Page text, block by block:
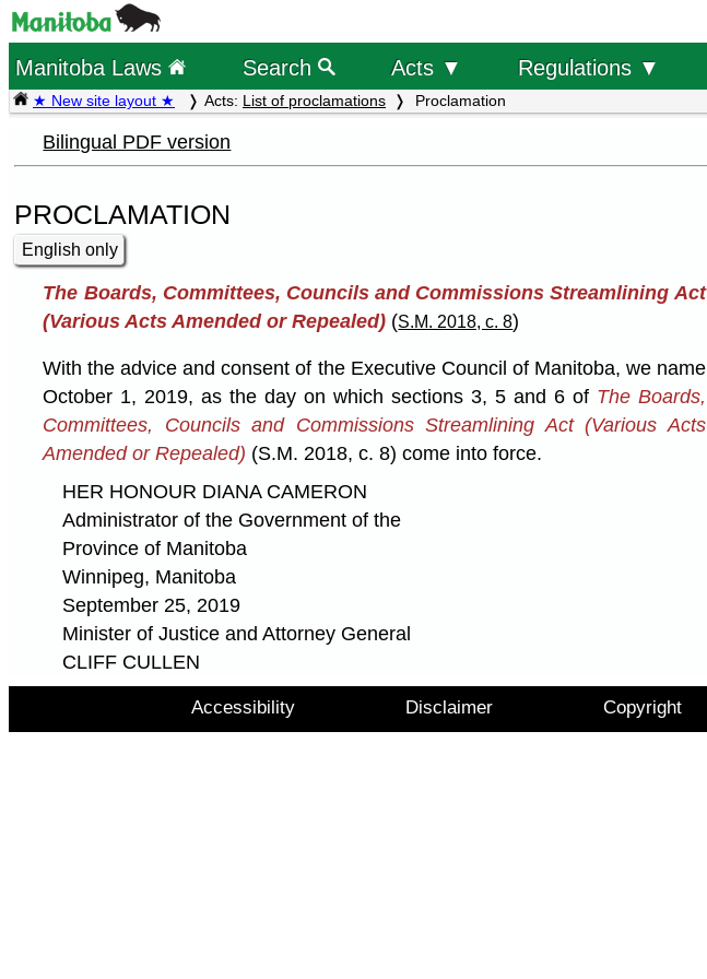
Manitoba Laws Search Acts ▼ Regulations ▼
★ New site layout ★ Acts: List of proclamations Proclamation
Bilingual PDF version
PROCLAMATION
English only
The Boards, Committees, Councils and Commissions Streamlining Act
(Various Acts Amended or Repealed) (S.M. 2018, c. 8)
With the advice and consent of the Executive Council of Manitoba, we name
October 1, 2019, as the day on which sections 3, 5 and 6 of The Boards,
Committees, Councils and Commissions Streamlining Act (Various Acts
Amended or Repealed) (S.M. 2018, c. 8) come into force.
HER HONOUR DIANA CAMERON
Administrator of the Government of the
Province of Manitoba
Winnipeg, Manitoba
September 25, 2019
Minister of Justice and Attorney General
CLIFF CULLEN
Accessibility Disclaimer Copyright